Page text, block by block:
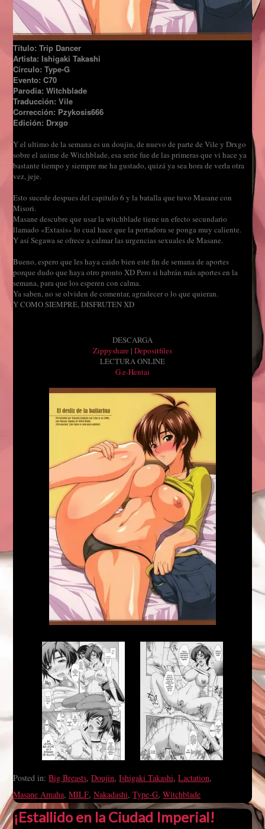
Título: Trip Dancer
Artista: Ishigaki Takashi
Círculo: Type-G
Evento: C70
Parodia: Witchblade
Traducción: Vile
Corrección: Pzykosis666
Edición: Drxgo
Y el ultimo de la semana es un doujin, de nuevo de parte de Vile y Drxgo
sobre el anime de Witchblade, esa serie fue de las primeras que vi hace ya
bastante tiempo y siempre me ha gustado, quizá ya sea hora de verla otra
vez, jeje.
Esto sucede despues del capitulo 6 y la batalla que tuvo Masane con
Misori.
Masane descubre que usar la witchblade tiene un efecto secundario
llamado «Extasis» lo cual hace que la portadora se ponga muy caliente.
Y así Segawa se ofrece a calmar las urgencias sexuales de Masane.
Bueno, espero que les haya caido bien este fin de semana de aportes
porque dudo que haya otro pronto XD Pero si habrán más aportes en la
semana, para que los esperen con calma.
Ya saben, no se olviden de comentar, agradecer o lo que quieran.
Y COMO SIEMPRE, DISFRUTEN XD
DESCARGA
Zippyshare | Depositfiles
LECTURA ONLINE
G.e-Hentai
Posted in:Big Breasts,Doujin,Ishigaki Takashi,Lactation,
Masane Amaha,MILF,Nakadashi,Type-G,Witchblade
¡Estallido en la Ciudad Imperial!